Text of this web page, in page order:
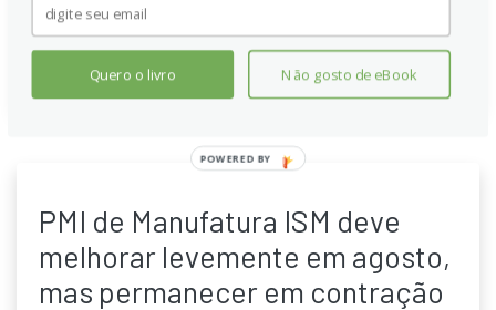
globalmente.
Continue lendo
PMI de Manufatura ISM deve
melhorar levemente em agosto,
mas permanecer em contração
Quero o livro Não gosto de eBook
POWERED BY